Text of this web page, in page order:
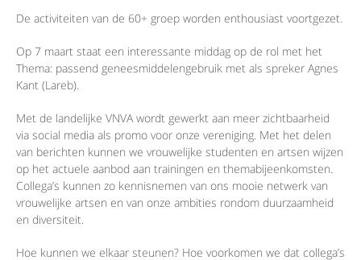
De activiteiten van de 60+ groep worden enthousiast voortgezet.
Op 7 maart staat een interessante middag op de rol met het
Thema: passend geneesmiddelengebruik met als spreker Agnes
Kant (Lareb).
Met de landelijke VNVA wordt gewerkt aan meer zichtbaarheid
via social media als promo voor onze vereniging. Met het delen
van berichten kunnen we vrouwelijke studenten en artsen wijzen
op het actuele aanbod aan trainingen en themabijeenkomsten.
Collega’s kunnen zo kennisnemen van ons mooie netwerk van
vrouwelijke artsen en van onze ambities rondom duurzaamheid
en diversiteit.
Hoe kunnen we elkaar steunen? Hoe voorkomen we dat collega’s